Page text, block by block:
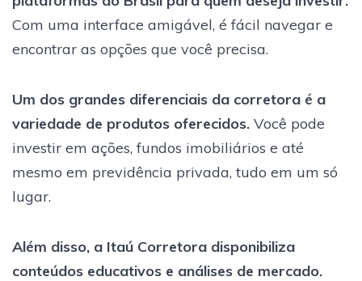
Com uma interface amigável, é fácil navegar e
encontrar as opções que você precisa.
Um dos grandes diferenciais da corretora é a
variedade de produtos oferecidos. Você pode
investir em ações, fundos imobiliários e até
mesmo em previdência privada, tudo em um só
lugar.
Além disso, a Itaú Corretora disponibiliza
conteúdos educativos e análises de mercado.